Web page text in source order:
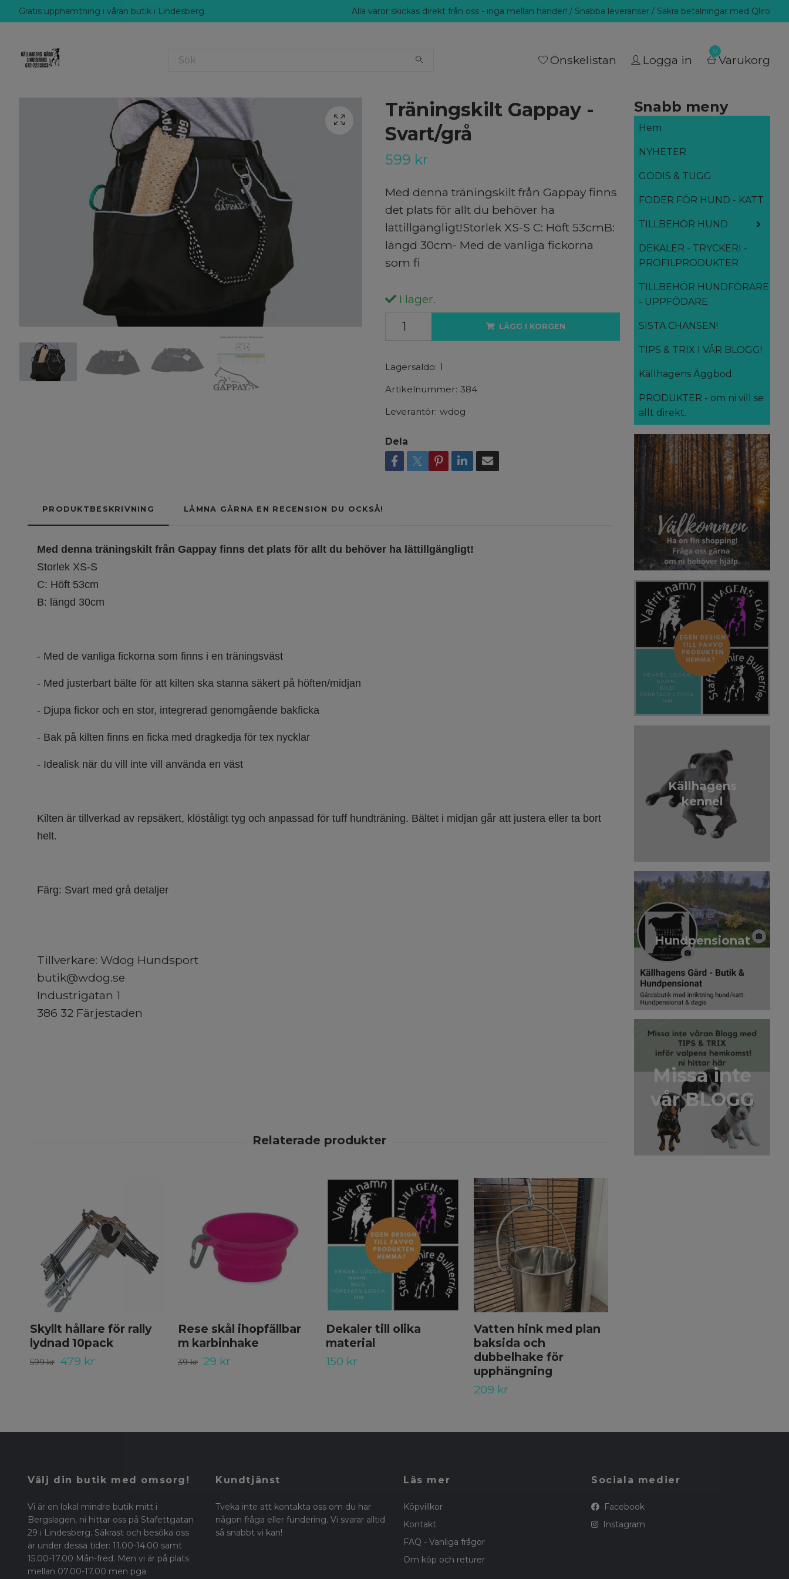
Gratis upphämtning i våran butik i Lindesberg. Alla varor skickas direkt från oss - inga mellan händer! / Snabba leveranser / Säkra betalningar med Qliro
Önskelistan Logga in
0
Varukorg
Snabb meny
Hem
NYHETER
GODIS & TUGG
FODER FÖR HUND - KATT
TILLBEHÖR HUND
DEKALER - TRYCKERI -
PROFILPRODUKTER
TILLBEHÖR HUNDFÖRARE
- UPPFÖDARE
SISTA CHANSEN!
TIPS & TRIX I VÅR BLOGG!
Källhagens Äggbod
PRODUKTER - om ni vill se
allt direkt.
Källhagens
kennel
Hundpensionat
Missa inte
vår BLOGG
Träningskilt Gappay -
Svart/grå
599 kr
Med denna träningskilt från Gappay finns
det plats för allt du behöver ha
lättillgängligt!Storlek XS-S C: Höft 53cmB:
längd 30cm- Med de vanliga fickorna
som fi
I lager.
LÄGG I KORGEN
Lagersaldo: 1
Artikelnummer: 384
Leverantör: wdog
Dela
PRODUKTBESKRIVNING LÄMNA GÄRNA EN RECENSION DU OCKSÅ!
Med denna träningskilt från Gappay finns det plats för allt du behöver ha lättillgängligt!
Storlek XS-S
C: Höft 53cm
B: längd 30cm
- Med de vanliga fickorna som finns i en träningsväst
- Med justerbart bälte för att kilten ska stanna säkert på höften/midjan
- Djupa fickor och en stor, integrerad genomgående bakficka
- Bak på kilten finns en ficka med dragkedja för tex nycklar
- Idealisk när du vill inte vill använda en väst
Kilten är tillverkad av repsäkert, klöståligt tyg och anpassad för tuff hundträning. Bältet i midjan går att justera eller ta bort
helt.
Färg: Svart med grå detaljer
Tillverkare: Wdog Hundsport
butik@wdog.se
Industrigatan 1
386 32 Färjestaden
Skyllt hållare för rally
lydnad 10pack
599 kr 479 kr
Rese skål ihopfällbar
m karbinhake
39 kr 29 kr
Dekaler till olika
material
150 kr
Vatten hink med plan
baksida och
dubbelhake för
upphängning
209 kr
Välj din butik med omsorg!
Vi är en lokal mindre butik mitt i
Bergslagen, ni hittar oss på Stafettgatan
29 i Lindesberg. Säkrast och besöka oss
är under dessa tider: 11.00-14.00 samt
15.00-17.00 Mån-fred. Men vi är på plats
mellan 07.00-17.00 men pga
Kundtjänst
Tveka inte att kontakta oss om du har
någon fråga eller fundering. Vi svarar alltid
så snabbt vi kan!
Läs mer
Köpvillkor
Kontakt
FAQ - Vanliga frågor
Om köp och returer
Sociala medier
Facebook
Instagram